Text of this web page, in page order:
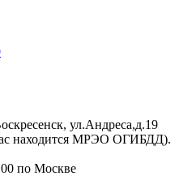
ул.Андреса,д.19
находится МРЭО ОГИБДД).
по Москве